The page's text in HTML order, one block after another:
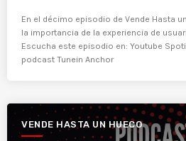
En el décimo episodio de Vende Hasta
la importancia de la experiencia de
Escucha este episodio en: Youtube
podcast Tunein Anchor
VENDE HASTA UN HUECO